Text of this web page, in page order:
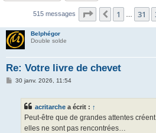
515 messages Page 34 35
Précédent
1 31
Belphégor
Double solde
Re: Votre livre de chevet
M30 janv. 2026, 11:54
acritarche a écrit : ↑
Peut-être que de grandes attentes
elles ne sont pas rencontrées…